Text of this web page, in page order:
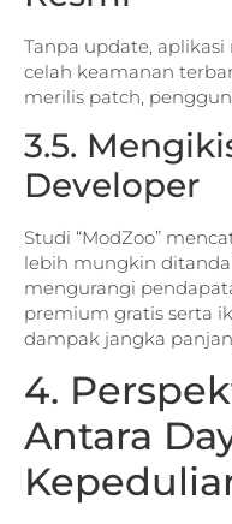
Tanpa update,
celah keamanan
merilis patch,
3.5.
Developer
Studi “ModZoo”
lebih mungkin
mengurangi
premium gratis serta
dampak jangka
4.
Antara